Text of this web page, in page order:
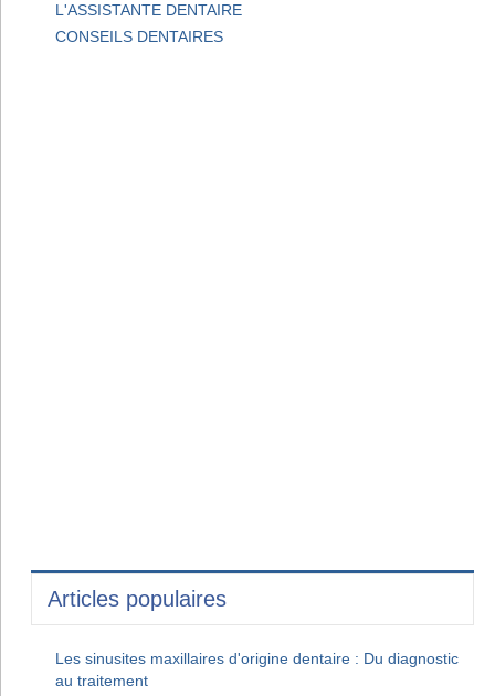
L'ASSISTANTE DENTAIRE
CONSEILS DENTAIRES
Articles populaires
Les sinusites maxillaires d'origine dentaire : Du diagnostic
au traitement